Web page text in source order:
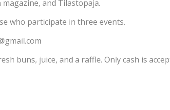
magazine, and Tilastopaja.
who participate in three events.
buns, juice, and a raffle. Only cash is